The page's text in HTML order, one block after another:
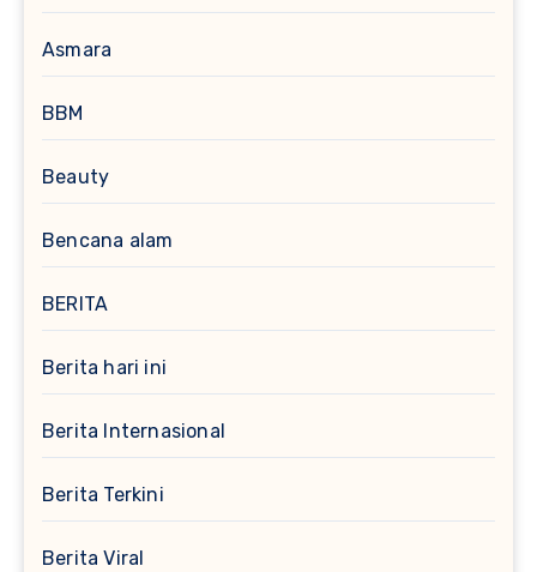
Asmara
BBM
Beauty
Bencana alam
BERITA
Berita hari ini
Berita Internasional
Berita Terkini
Berita Viral